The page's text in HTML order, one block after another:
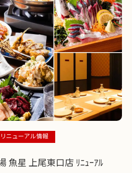
ニューアル情報
魚星 上尾東口店 ﾘﾆｭｰｱﾙ